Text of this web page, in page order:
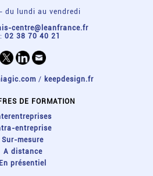
du lundi au vendredi
centre@leanfrance.fr
02 38 70 40 21
/ keepdesign.fr
DE FORMATION
entreprise
Sur-mesure
A distance
En présentiel